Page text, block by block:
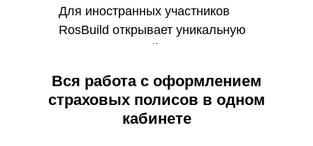
Для иностранных участников
RosBuild открывает уникальную
влияние на него.
Вся работа с оформлением
страховых полисов в одном
кабинете